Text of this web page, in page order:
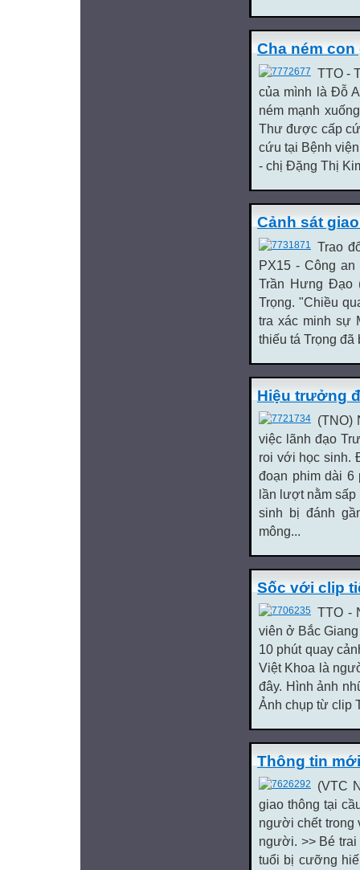
Cha ném
TTO -
của mình là Đỗ
ném mạnh
Thư được cấp
cứu tại Bệnh
- chị Đặng Thị
Cảnh sát
Trao
PX15 - Công
Trần Hưng Đạo
Trọng. "Chiều
tra xác minh sự
thiếu tá Trọng đã
Hiệu trưởng
(TNO)
việc lãnh đạo
roi với học sinh.
đoạn phim dài 6
lần lượt nằm
sinh bị đánh
mông...
Sốc với clip
TTO -
viên ở Bắc
10 phút quay
Việt Khoa là
đây. Hình ảnh
Ảnh chụp từ clip
Thông tin
(VTC
giao thông tại
người chết trong
người. >> Bé
tuổi bị cưỡng